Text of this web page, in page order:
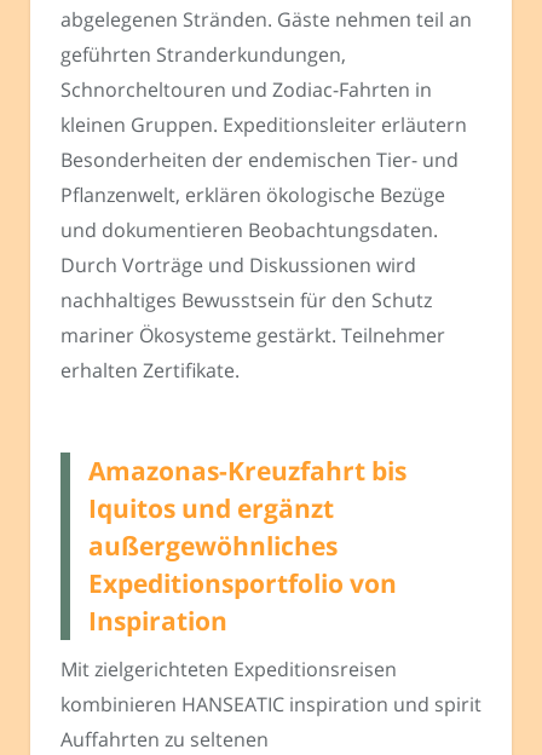
abgelegenen Stränden. Gäste nehmen teil an
geführten Stranderkundungen,
Schnorcheltouren und Zodiac-Fahrten in
kleinen Gruppen. Expeditionsleiter erläutern
Besonderheiten der endemischen Tier- und
Pflanzenwelt, erklären ökologische Bezüge
und dokumentieren Beobachtungsdaten.
Durch Vorträge und Diskussionen wird
nachhaltiges Bewusstsein für den Schutz
mariner Ökosysteme gestärkt. Teilnehmer
erhalten Zertifikate.
Amazonas-Kreuzfahrt bis
Iquitos und ergänzt
außergewöhnliches
Expeditionsportfolio von
Inspiration
Mit zielgerichteten Expeditionsreisen
kombinieren HANSEATIC inspiration und spirit
Auffahrten zu seltenen